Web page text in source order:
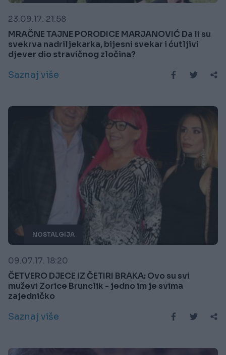
23.09.17. 21:58
MRAČNE TAJNE PORODICE MARJANOVIĆ Da li su
svekrva nadriljekarka, bijesni svekar i ćutljivi
djever dio stravičnog zločina?
Saznaj više
NOSTALGIJA
09.07.17. 18:20
ČETVERO DJECE IZ ČETIRI BRAKA: Ovo su svi
muževi Zorice Brunclik - jedno im je svima
zajedničko
Saznaj više